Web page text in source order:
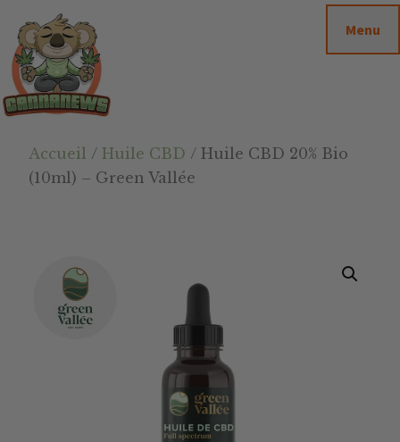
contenu
principal
barre
latérale
principale
footer
Cannanews.fr
Menu
Accueil /Huile CBD / Huile CBD 20% Bio
(10ml) – Green Vallée